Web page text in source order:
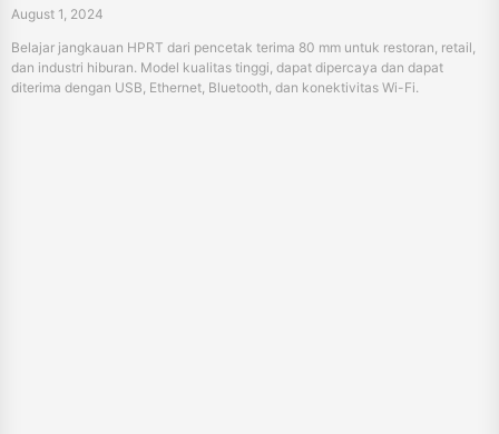
August 1, 2024
Belajar jangkauan HPRT dari pencetak terima 80 mm untuk restoran, retail,
dan industri hiburan. Model kualitas tinggi, dapat dipercaya dan dapat
diterima dengan USB, Ethernet, Bluetooth, dan konektivitas Wi-Fi.